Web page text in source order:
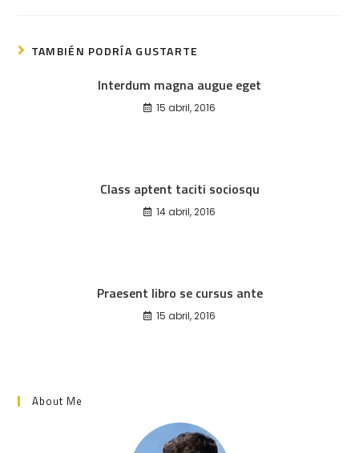
TAMBIÉN PODRÍA GUSTARTE
Interdum magna augue eget
15 abril, 2016
Class aptent taciti sociosqu
14 abril, 2016
Praesent libro se cursus ante
15 abril, 2016
About Me